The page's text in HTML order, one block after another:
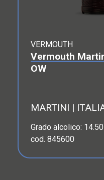
VERMOUTH
Vermouth
OW
MARTINI |
Grado alcolico:
cod. 845600